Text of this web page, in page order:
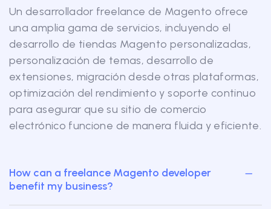
Un desarrollador freelance de Magento ofrece
una amplia gama de servicios, incluyendo el
desarrollo de tiendas Magento personalizadas,
personalización de temas, desarrollo de
extensiones, migración desde otras plataformas,
optimización del rendimiento y soporte continuo
para asegurar que su sitio de comercio
electrónico funcione de manera fluida y eficiente.
How can a freelance Magento developer
benefit my business?